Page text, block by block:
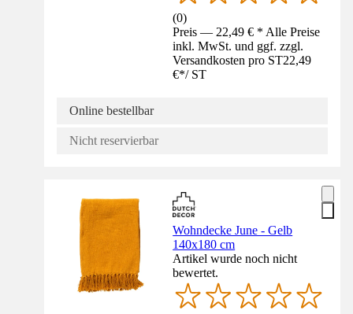
(0)
Preis — 22,49 € * Alle Preise
inkl. MwSt. und ggf. zzgl.
Versandkosten pro ST22,49
€*/ ST
Online bestellbar
Nicht reservierbar
Wohndecke June - Gelb
140x180 cm
Artikel wurde noch nicht
bewertet.